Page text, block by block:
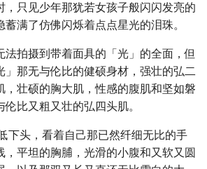
，只见少年那犹若女孩子般闪闪发亮的
满了仿佛闪烁着点点星光的泪珠。
法拍摄到带着面具的「光」的全面，但
」那无与伦比的健硕身材，强壮的弘二
，壮硕的胸大肌，性感的腹肌和坚如磐
比又粗又壮的弘四头肌。
下头，看着自己那已然纤细无比的手
，平坦的胸脯，光滑的小腹和又软又圆